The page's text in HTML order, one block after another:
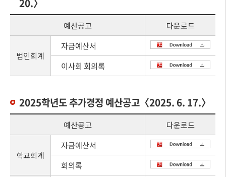
20.〉
예산공고 다운로드
법인회계
자금예산서
이사회 회의록
2025학년도 추가경정 예산공고〈2025. 6. 17.〉
예산공고 다운로드
학교회계
자금예산서
회의록